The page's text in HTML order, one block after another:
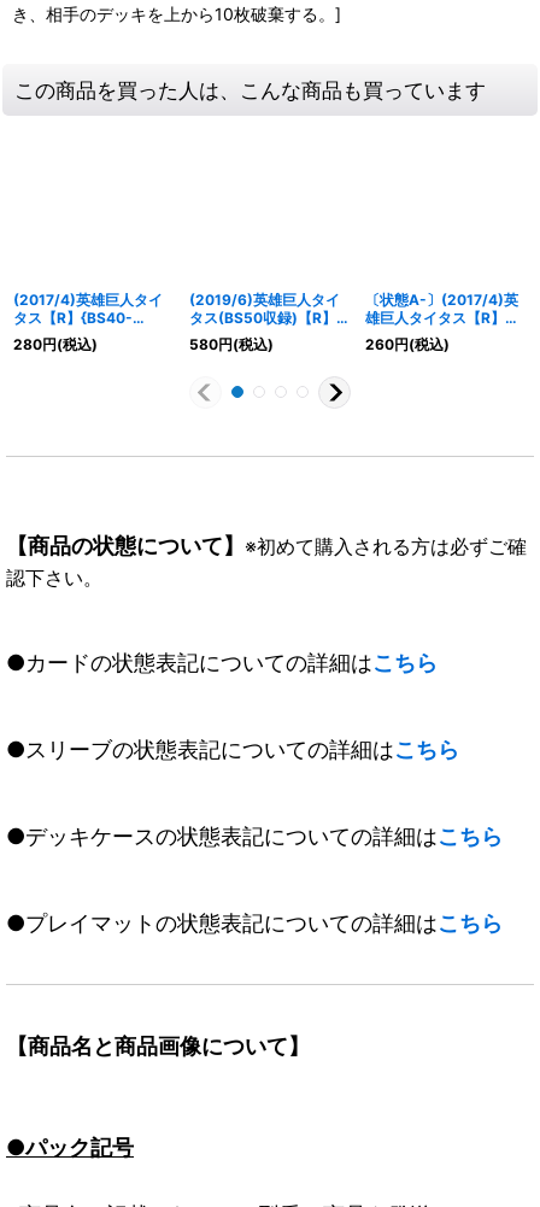
き、相手のデッキを上から10枚破棄する。]
この商品を買った人は、こんな商品も買っています
(2017/4)英雄巨人タイ
タス【R】{BS40-
RV012}《青》
280円(税込)
(2019/6)英雄巨人タイ
タス(BS50収録)【R】
{BS40-RV012}《青》
580円(税込)
〔状態A-〕(2017/4)英
雄巨人タイタス【R】
{BS40-RV012}《青》
260円(税込)
【商品の状態について】 ※初めて購入される方は必ずご確
認下さい。
●カードの状態表記についての詳細はこちら
●スリーブの状態表記についての詳細はこちら
●デッキケースの状態表記についての詳細はこちら
●プレイマットの状態表記についての詳細はこちら
【商品名と商品画像について】
●パック記号